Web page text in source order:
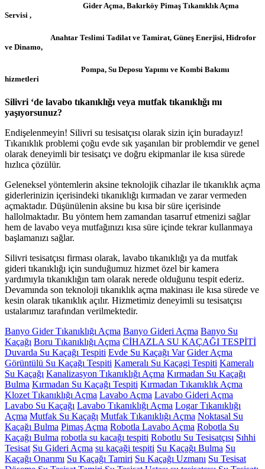
Gider Açma, Bakırköy Pimaş Tıkanıklık Açma
Servisi ,
Anahtar Teslimi Tadilat ve Tamirat, Güneş Enerjisi, Hidrofor
ve Dinamo,
Pompa, Su Deposu Yapımı ve Kombi Bakımı
hizmetleri
Silivri ‘de lavabo tıkanıklığı veya mutfak tıkanıklığı mı
yaşıyorsunuz?
Endişelenmeyin! Silivri su tesisatçısı olarak sizin için buradayız!
Tıkanıklık problemi çoğu evde sık yaşanılan bir problemdir ve genel
olarak deneyimli bir tesisatçı ve doğru ekipmanlar ile kısa sürede
hızlıca çözülür.
Geleneksel yöntemlerin aksine teknolojik cihazlar ile tıkanıklık açma
giderlerinizin içerisindeki tıkanıklığı kırmadan ve zarar vermeden
açmaktadır. Düşünülenin aksine bu kısa bir süre içerisinde
hallolmaktadır. Bu yöntem hem zamandan tasarruf etmenizi sağlar
hem de lavabo veya mutfağınızı kısa süre içinde tekrar kullanmaya
başlamanızı sağlar.
Silivri tesisatçısı firması olarak, lavabo tıkanıklığı ya da mutfak
gideri tıkanıklığı için sunduğumuz hizmet özel bir kamera
yardımıyla tıkanıklığın tam olarak nerede olduğunu tespit ederiz.
Devamında son teknoloji tıkanıklık açma makinası ile kısa sürede ve
kesin olarak tıkanıklık açılır. Hizmetimiz deneyimli su tesisatçısı
ustalarımız tarafından verilmektedir.
Banyo Gider Tıkanıklığı Açma Banyo Gideri Açma Banyo Su
Kaçağı Boru Tıkanıklığı Açma CİHAZLA SU KAÇAĞI TESPİTİ
Duvarda Su Kaçağı Tespiti Evde Su Kaçağı Var Gider Açma
Görüntülü Su Kaçağı Tespiti Kameralı Su Kaçagi Tespiti Kameralı
Su Kaçağı Kanalizasyon Tıkanıklığı Açma Kırmadan Su Kaçağı
Bulma Kırmadan Su Kaçağı Tespiti Kırmadan Tıkanıklık Açma
Klozet Tıkanıklığı Açma Lavabo Açma Lavabo Gideri Açma
Lavabo Su Kaçağı Lavabo Tıkanıklığı Açma Logar Tıkanıklığı
Açma Mutfak Su Kaçağı Mutfak Tıkanıklığı Açma Noktasal Su
Kaçağı Bulma Pimaş Açma Robotla Lavabo Açma Robotla Su
Kaçağı Bulma robotla su kacağı tespiti Robotlu Su Tesisatçısı Sıhhi
Tesisat Su Gideri Açma su kaçaği tespiti Su Kaçağı Bulma Su
Kaçağı Onarımı Su Kaçağı Tamiri Su Kaçağı Uzmanı Su Tesisat